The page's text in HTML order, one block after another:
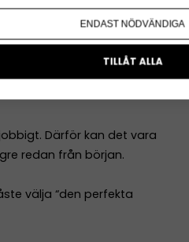
bank
Därför kan det vara
redan från början.
välja “den perfekta
i efterhand hittar du den
ENDAST NÖDVÄNDIGA
TILLÅT ALLA